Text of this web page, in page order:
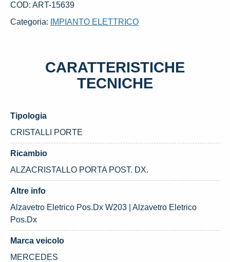
COD: ART-15639
Categoria:
IMPIANTO ELETTRICO
CARATTERISTICHE
TECNICHE
Tipologia
CRISTALLI PORTE
Ricambio
ALZACRISTALLO PORTA POST. DX.
Altre info
Alzavetro Eletrico Pos.Dx W203 | Alzavetro Eletrico
Pos.Dx
Marca veicolo
MERCEDES